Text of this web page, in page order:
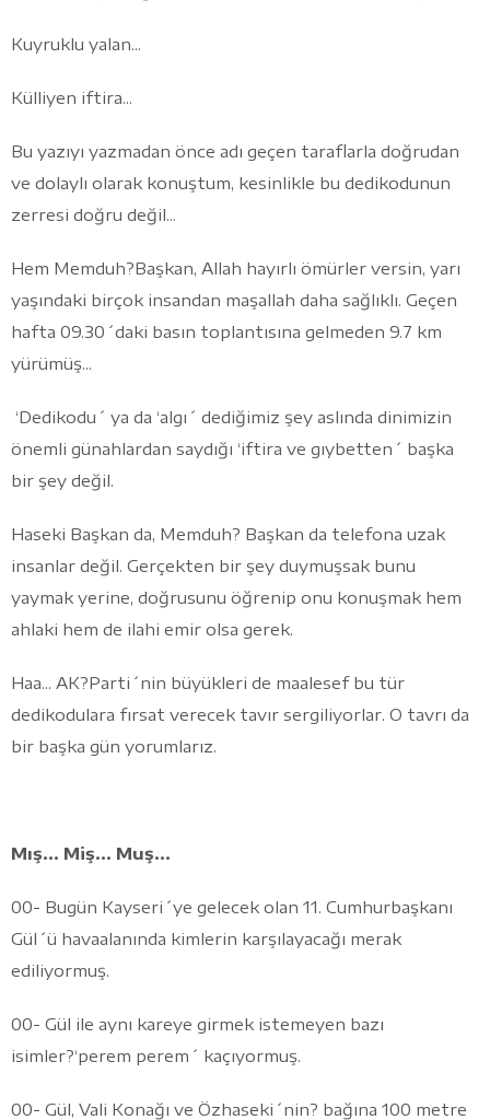
Kuyruklu yalan...
Külliyen iftira...
Bu yazıyı yazmadan önce adı geçen taraflarla doğrudan
ve dolaylı olarak konuştum, kesinlikle bu dedikodunun
zerresi doğru değil...
Hem Memduh?Başkan, Allah hayırlı ömürler versin, yarı
yaşındaki birçok insandan maşallah daha sağlıklı. Geçen
hafta 09.30´daki basın toplantısına gelmeden 9.7 km
yürümüş...
‘Dedikodu´ ya da ‘algı´ dediğimiz şey aslında dinimizin
önemli günahlardan saydığı ‘iftira ve gıybetten´ başka
bir şey değil.
Haseki Başkan da, Memduh? Başkan da telefona uzak
insanlar değil. Gerçekten bir şey duymuşsak bunu
yaymak yerine, doğrusunu öğrenip onu konuşmak hem
ahlaki hem de ilahi emir olsa gerek.
Haa... AK?Parti´nin büyükleri de maalesef bu tür
dedikodulara fırsat verecek tavır sergiliyorlar. O tavrı da
bir başka gün yorumlarız.
Mış… Miş… Muş…
00- Bugün Kayseri´ye gelecek olan 11. Cumhurbaşkanı
Gül´ü havaalanında kimlerin karşılayacağı merak
ediliyormuş.
00- Gül ile aynı kareye girmek istemeyen bazı
isimler?‘perem perem´ kaçıyormuş.
00- Gül, Vali Konağı ve Özhaseki´nin? bağına 100 metre